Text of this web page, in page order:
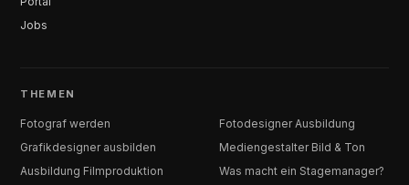
Jobs
THEMEN
Fotograf werden
Fotodesigner Ausbildung
Grafikdesigner ausbilden
Mediengestalter Bild & Ton
Ausbildung Filmproduktion
Was macht ein Stagemanager?